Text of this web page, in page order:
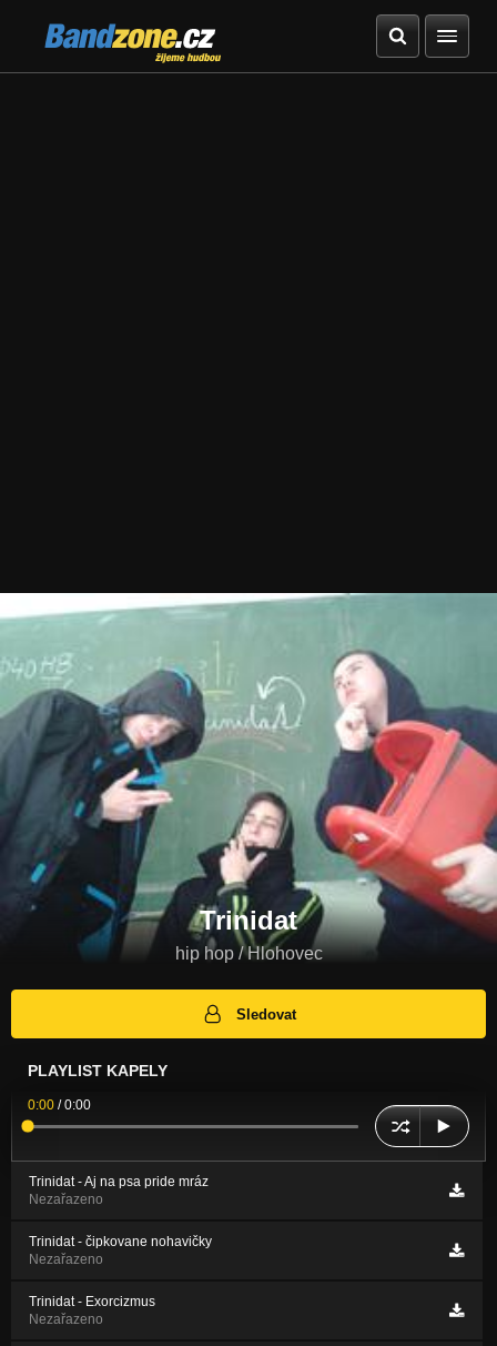
Bandzone.cz
žijeme hudbou
Trinidat
hip hop / Hlohovec
Sledovat
PLAYLIST KAPELY
0:00 /0:00
Trinidat - Aj na psa pride mráz
Nezařazeno
Trinidat - čipkovane nohavičky
Nezařazeno
Trinidat - Exorcizmus
Nezařazeno